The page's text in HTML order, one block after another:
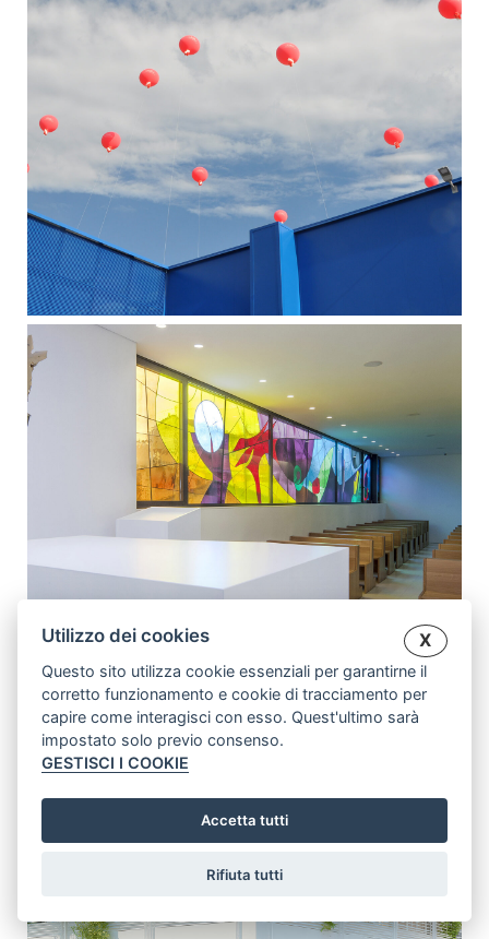
Utilizzo dei cookies X
Questo sito utilizza cookie essenziali per garantirne il
corretto funzionamento e cookie di tracciamento per
capire come interagisci con esso. Quest'ultimo sarà
impostato solo previo consenso.
GESTISCI I COOKIE
Accetta tutti
Rifiuta tutti